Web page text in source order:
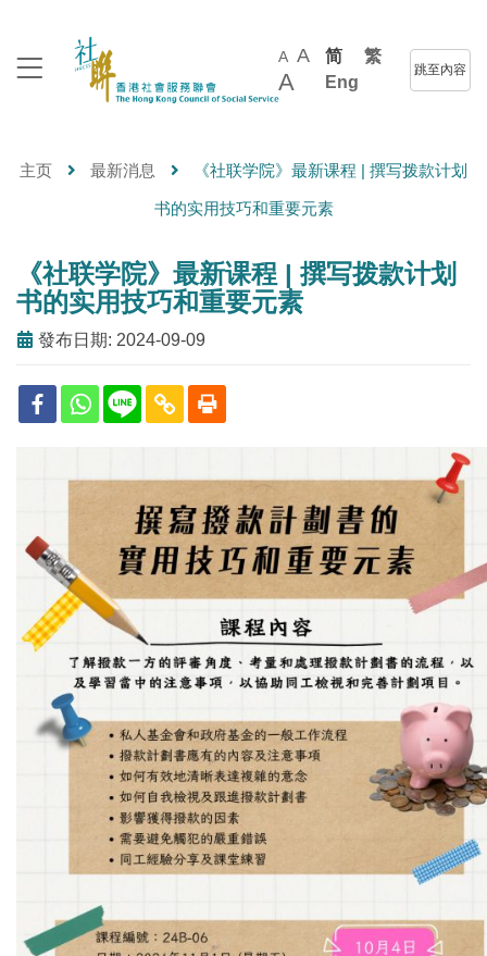
A A
A
简
繁
Eng
跳至內容
主页 最新消息 《社联学院》最新课程 | 撰写拨款计划
书的实用技巧和重要元素
《社联学院》最新课程 | 撰写拨款计划
书的实用技巧和重要元素
發布日期: 2024-09-09